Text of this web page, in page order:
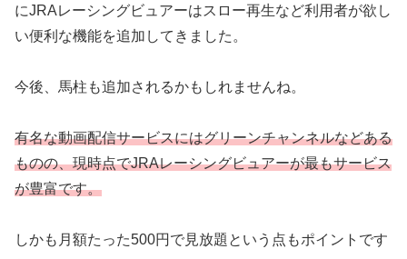
にJRAレーシングビュアーはスロー再生など利用者が欲し
い便利な機能を追加してきました。
今後、馬柱も追加されるかもしれませんね。
有名な動画配信サービスにはグリーンチャンネルなどある
ものの、現時点でJRAレーシングビュアーが最もサービス
が豊富です。
しかも月額たった500円で見放題という点もポイントです